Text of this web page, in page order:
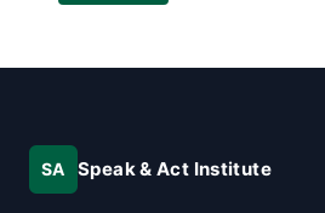
SA Speak & Act Institute